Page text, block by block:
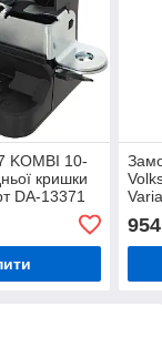
KOMBI 10-
кришки
DA-13371
954